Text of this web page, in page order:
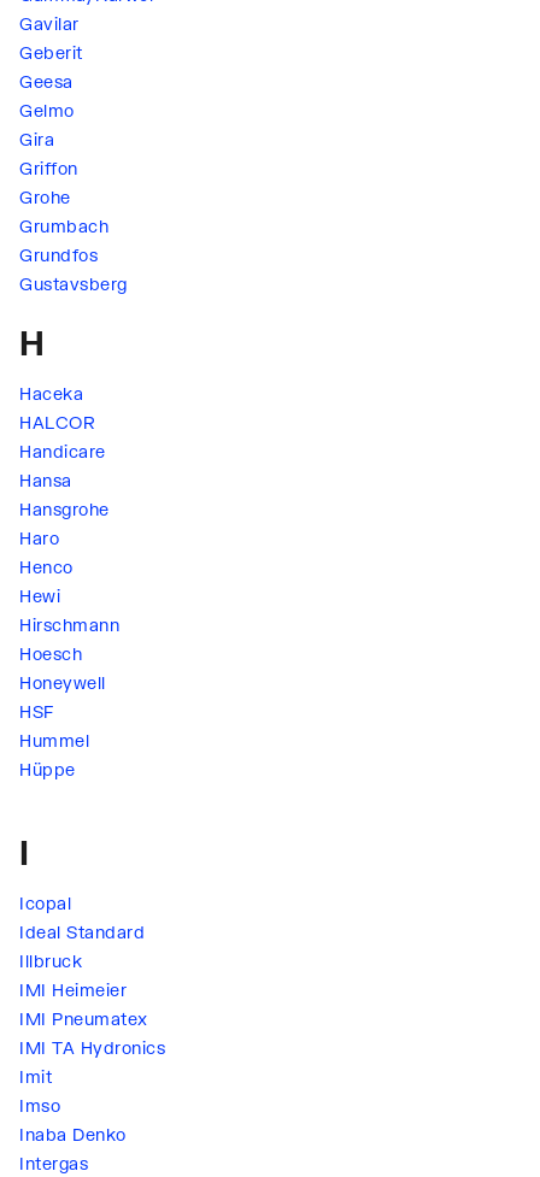
Gavilar
Geberit
Geesa
Gelmo
Gira
Griffon
Grohe
Grumbach
Grundfos
Gustavsberg
H
Haceka
HALCOR
Handicare
Hansa
Hansgrohe
Haro
Henco
Hewi
Hirschmann
Hoesch
Honeywell
HSF
Hummel
Hüppe
I
Icopal
Ideal Standard
Illbruck
IMI Heimeier
IMI Pneumatex
IMI TA Hydronics
Imit
Imso
Inaba Denko
Intergas